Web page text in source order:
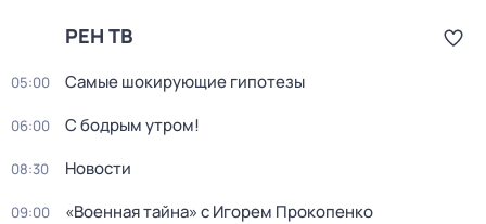
РЕН ТВ
05:00 Самые шoкиpующие гипотезы
06:00 С бодрым утром!
08:30 Новости
09:00 «Военная тайна» с Игорем Прокопенко